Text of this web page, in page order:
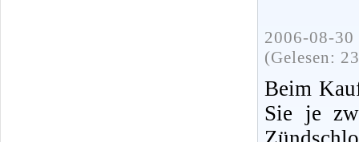
2006-08-
(Gelesen:
Beim
Sie je